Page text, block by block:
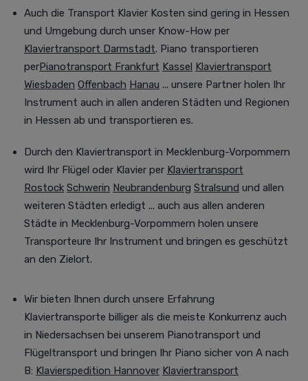
Auch die Transport Klavier Kosten sind gering in Hessen
und Umgebung durch unser Know-How per
Klaviertransport Darmstadt. Piano transportieren
perPianotransport Frankfurt Kassel Klaviertransport
Wiesbaden Offenbach Hanau ... unsere Partner holen Ihr
Instrument auch in allen anderen Städten und Regionen
in Hessen ab und transportieren es.
Durch den Klaviertransport in Mecklenburg-Vorpommern
wird Ihr Flügel oder Klavier per Klaviertransport
Rostock Schwerin Neubrandenburg Stralsund und allen
weiteren Städten erledigt ... auch aus allen anderen
Städte in Mecklenburg-Vorpommern holen unsere
Transporteure Ihr Instrument und bringen es geschützt
an den Zielort.
Wir bieten Ihnen durch unsere Erfahrung
Klaviertransporte billiger als die meiste Konkurrenz auch
in Niedersachsen bei unserem Pianotransport und
Flügeltransport und bringen Ihr Piano sicher von A nach
B: Klavierspedition Hannover Klaviertransport